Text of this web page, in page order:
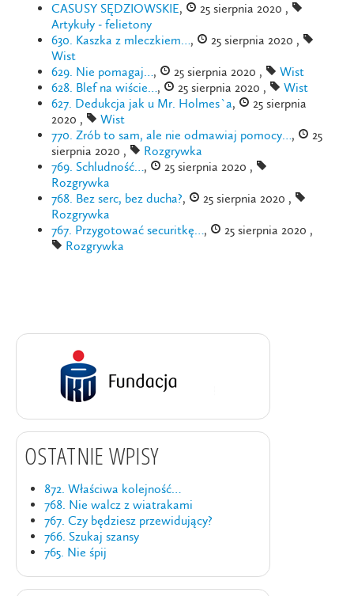
CASUSY SĘDZIOWSKIE,
25 sierpnia 2020 ,
Artykuły - felietony
630. Kaszka z mleczkiem…,
25 sierpnia 2020 ,
Wist
629. Nie pomagaj…, 25 sierpnia 2020 ,
Wist
628. Blef na wiście…, 25 sierpnia 2020 ,
Wist
627. Dedukcja jak u Mr. Holmes`a,
25 sierpnia
2020 ,
Wist
770. Zrób to sam, ale nie odmawiaj pomocy…,
25
sierpnia 2020 ,
Rozgrywka
769. Schludność…,
25 sierpnia 2020 ,
Rozgrywka
768. Bez serc, bez ducha?,
25 sierpnia 2020 ,
Rozgrywka
767. Przygotować securitkę…,
25 sierpnia 2020 ,
Rozgrywka
OSTATNIE WPISY
872. Właściwa kolejność…
768. Nie walcz z wiatrakami
767. Czy będziesz przewidujący?
766. Szukaj szansy
765. Nie śpij